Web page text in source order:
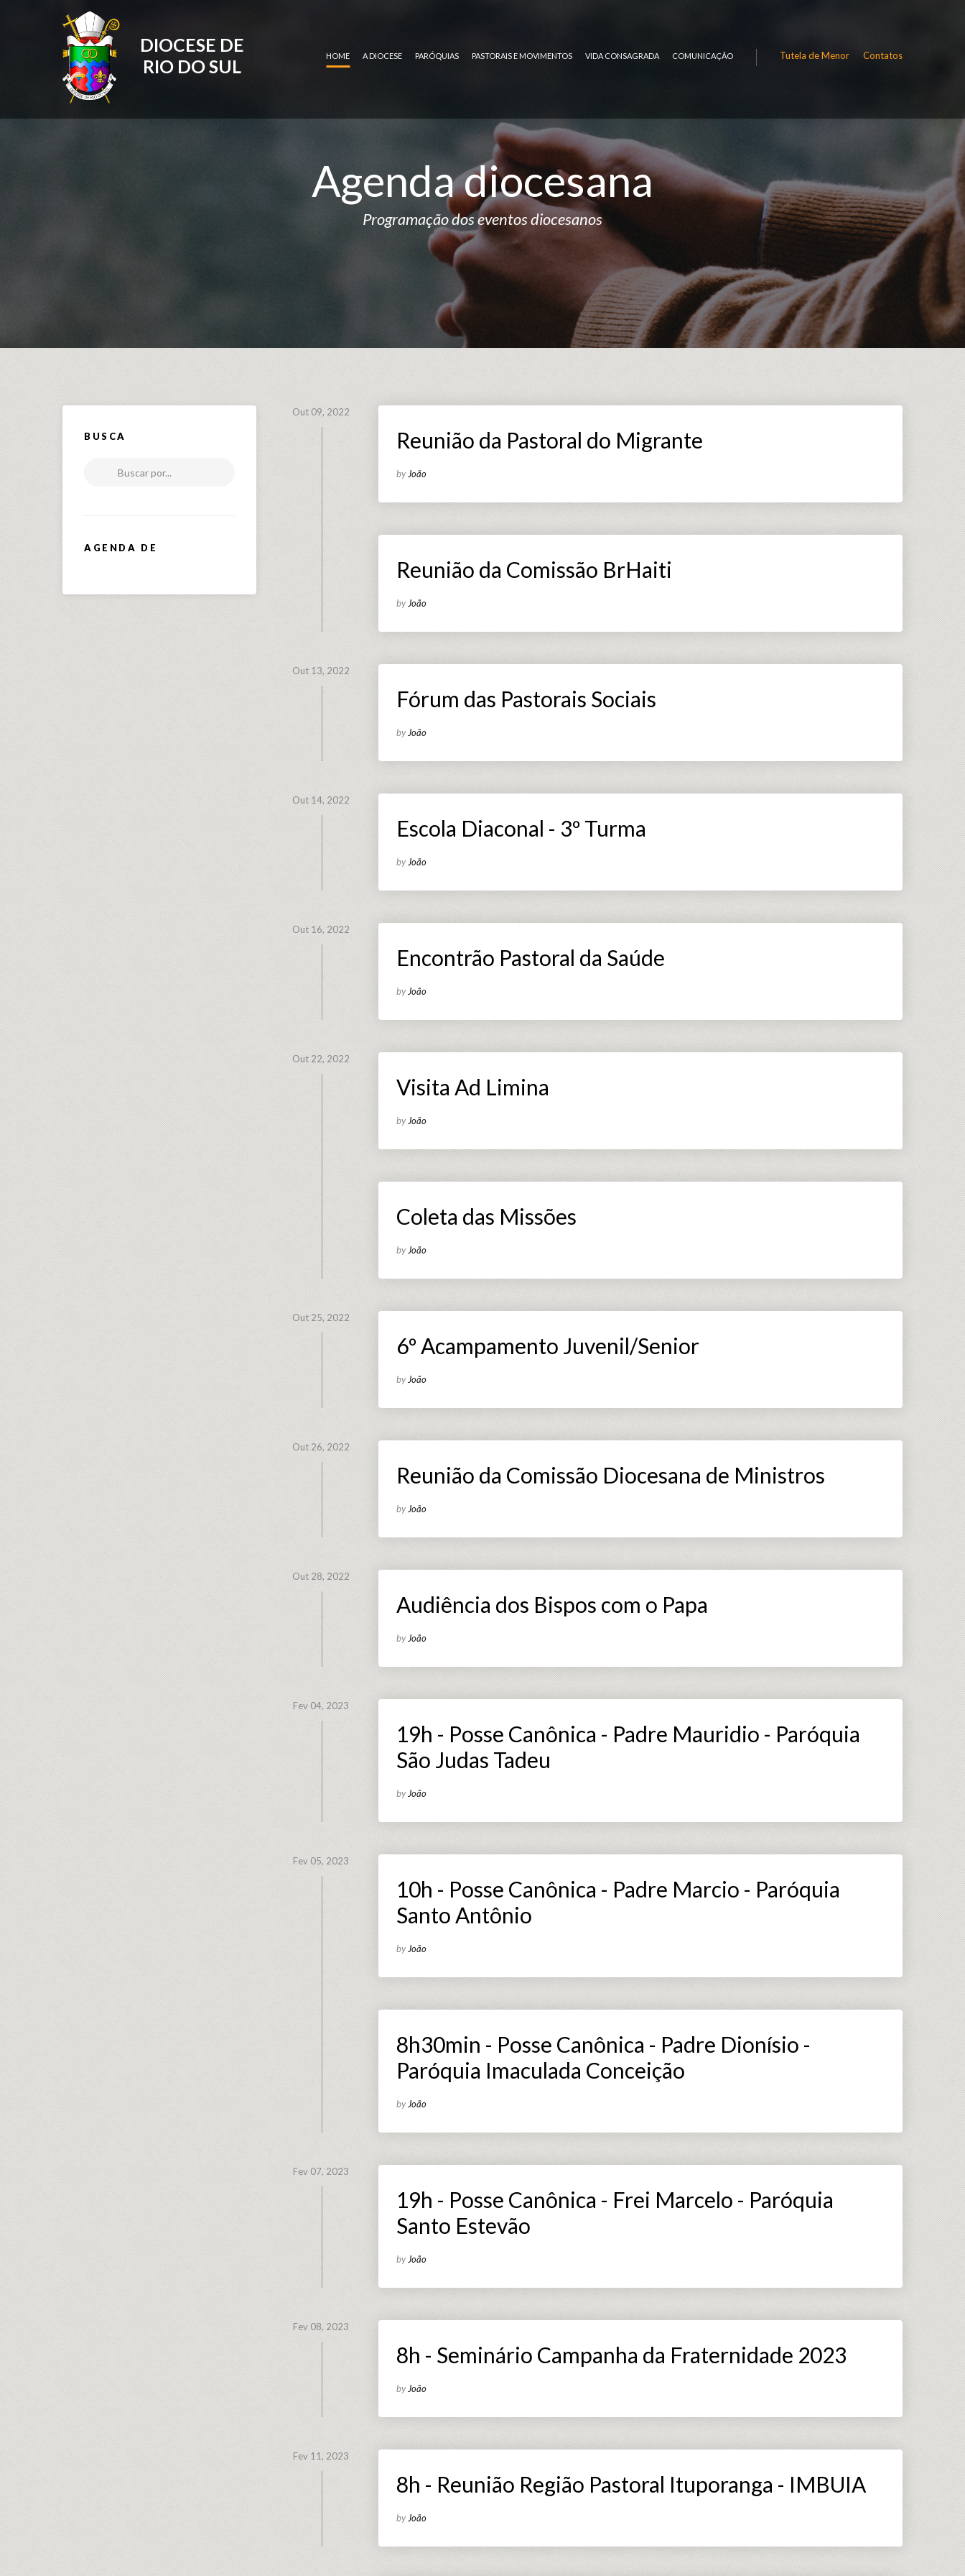
DIOCESE DE
RIO DO SUL
HOME A DIOCESE PARÓQUIAS PASTORAIS E MOVIMENTOS VIDA CONSAGRADA COMUNICAÇÃO Tutela de Menor Contatos
Agenda diocesana
Programação dos eventos diocesanos
Out 09, 2022
Reunião da Pastoral do Migrante
by João
Reunião da Comissão BrHaiti
by João
Out 13, 2022
Fórum das Pastorais Sociais
by João
Out 14, 2022
Escola Diaconal - 3º Turma
by João
Out 16, 2022
Encontrão Pastoral da Saúde
by João
Out 22, 2022
Visita Ad Limina
by João
Coleta das Missões
by João
Out 25, 2022
6º Acampamento Juvenil/Senior
by João
Out 26, 2022
Reunião da Comissão Diocesana de Ministros
by João
Out 28, 2022
Audiência dos Bispos com o Papa
by João
Fev 04, 2023
19h - Posse Canônica - Padre Mauridio - Paróquia
São Judas Tadeu
by João
Fev 05, 2023
10h - Posse Canônica - Padre Marcio - Paróquia
Santo Antônio
by João
8h30min - Posse Canônica - Padre Dionísio -
Paróquia Imaculada Conceição
by João
Fev 07, 2023
19h - Posse Canônica - Frei Marcelo - Paróquia
Santo Estevão
by João
Fev 08, 2023
8h - Seminário Campanha da Fraternidade 2023
by João
Fev 11, 2023
8h - Reunião Região Pastoral Ituporanga - IMBUIA
by João
BUSCA
Buscar por...
AGENDA DE